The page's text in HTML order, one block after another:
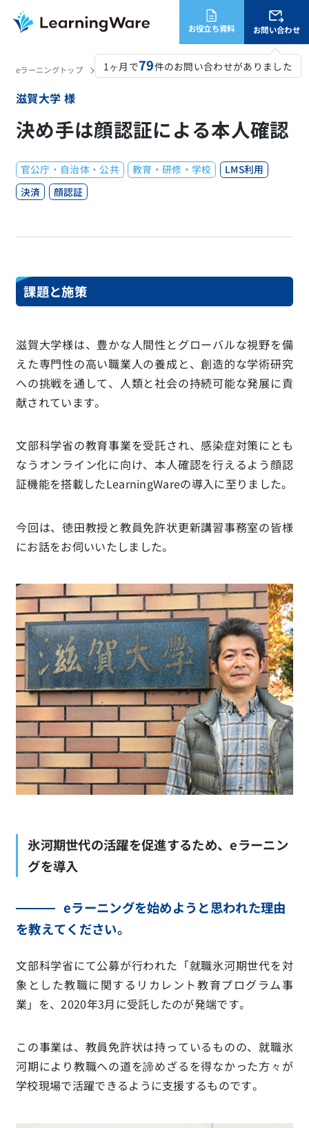
お役立ち資料 お問い合わせ
1ヶ月で79件のお問い合わせがありました
eラーニングトップ LearningWare 活用事例・導入実績 滋賀大学
滋賀大学 様
決め手は顔認証による本人確認
官公庁・自治体・公共 教育・研修・学校
LMS利用
決済
顔認証
課題と施策
滋賀大学様は、豊かな人間性とグローバルな視野を備
えた専門性の高い職業人の養成と、創造的な学術研究
への挑戦を通して、人類と社会の持続可能な発展に貢
献されています。
文部科学省の教育事業を受託され、感染症対策にとも
なうオンライン化に向け、本人確認を行えるよう顔認
証機能を搭載したLearningWareの導入に至りました。
今回は、徳田教授と教員免許状更新講習事務室の皆様
にお話をお伺いいたしました。
氷河期世代の活躍を促進するため、eラーニン
グを導入
eラーニングを始めようと思われた理由
を教えてください。
文部科学省にて公募が行われた「就職氷河期世代を対
象とした教職に関するリカレント教育プログラム事
業」を、2020年3月に受託したのが発端です。
この事業は、教員免許状は持っているものの、就職氷
河期により教職への道を諦めざるを得なかった方々が
学校現場で活躍できるように支援するものです。